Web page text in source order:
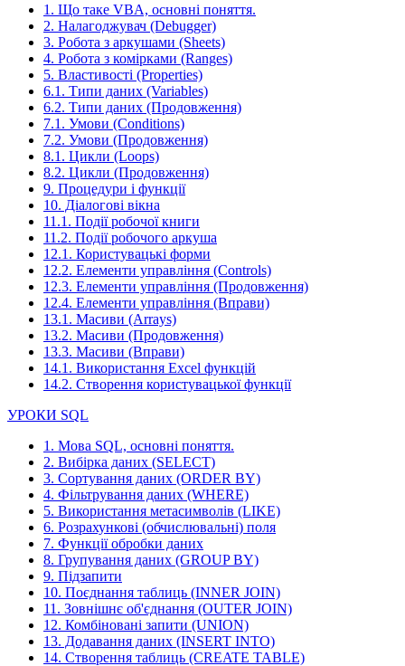
1. Що таке VBA, основні поняття.
2. Налагоджувач (Debugger)
3. Робота з аркушами (Sheets)
4. Робота з комірками (Ranges)
5. Властивості (Properties)
6.1. Типи даних (Variables)
6.2. Типи даних (Продовження)
7.1. Умови (Conditions)
7.2. Умови (Продовження)
8.1. Цикли (Loops)
8.2. Цикли (Продовження)
9. Процедури і функції
10. Діалогові вікна
11.1. Події робочої книги
11.2. Події робочого аркуша
12.1. Користувацькі форми
12.2. Елементи управління (Controls)
12.3. Елементи управління (Продовження)
12.4. Елементи управління (Вправи)
13.1. Масиви (Arrays)
13.2. Масиви (Продовження)
13.3. Масиви (Вправи)
14.1. Використання Excel функцій
14.2. Створення користувацької функції
УРОКИ SQL
1. Мова SQL, основні поняття.
2. Вибірка даних (SELECT)
3. Сортування даних (ORDER BY)
4. Фільтрування даних (WHERE)
5. Використання метасимволів (LIKE)
6. Розрахункові (обчислювальні) поля
7. Функції обробки даних
8. Групування даних (GROUP BY)
9. Підзапити
10. Поєднання таблиць (INNER JOIN)
11. Зовнішнє об'єднання (OUTER JOIN)
12. Комбіновані запити (UNION)
13. Додавання даних (INSERT INTO)
14. Створення таблиць (CREATE TABLE)